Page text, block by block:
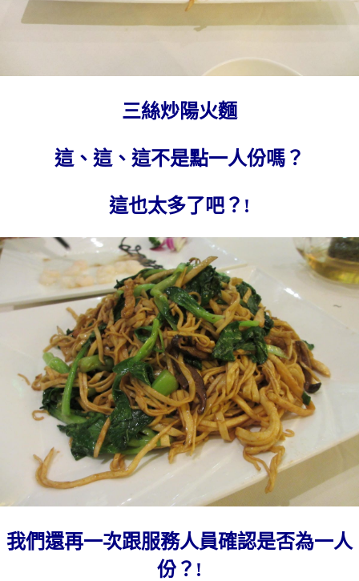
三絲炒陽火麵
這、這、這不是點一人份嗎？
這也太多了吧？!
我們還再一次跟服務人員確認是否為一人
份？!